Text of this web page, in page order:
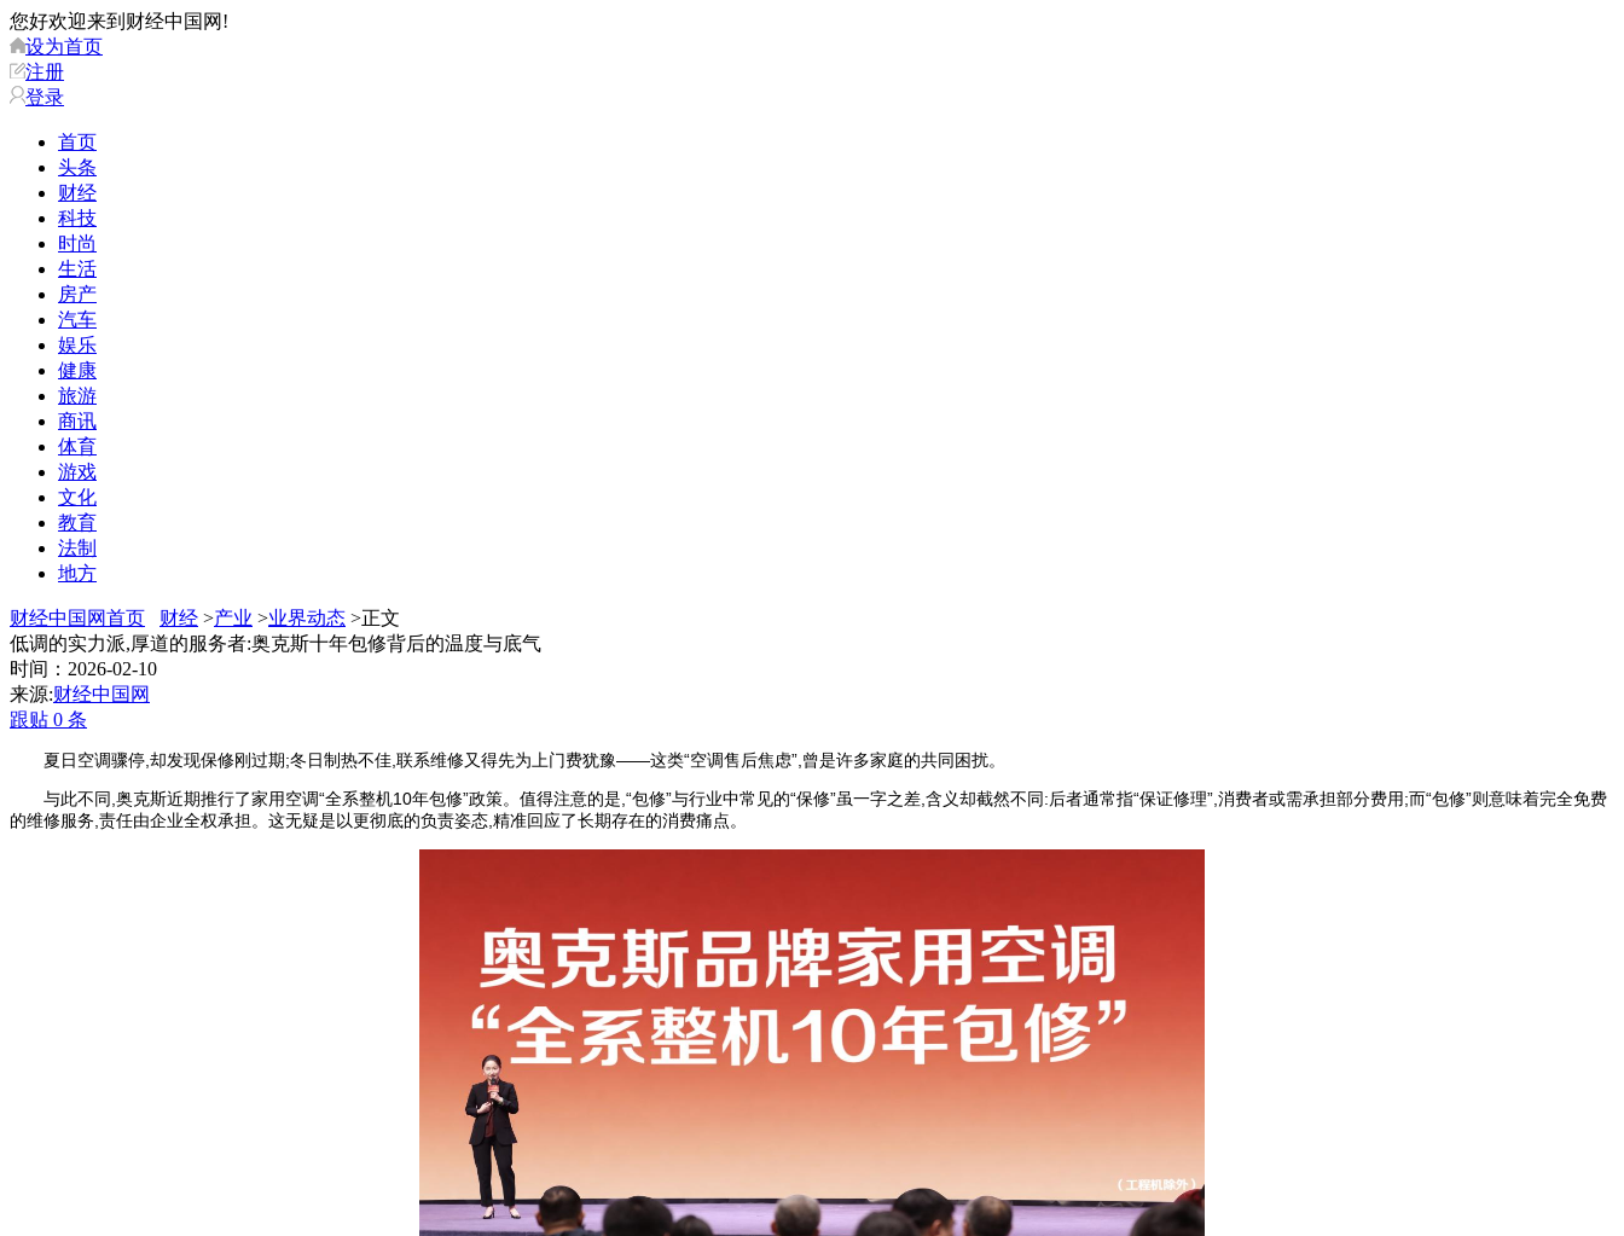
您好欢迎来到财经中国网!
设为首页
注册
登录
首页
头条
财经
科技
时尚
生活
房产
汽车
娱乐
健康
旅游
商讯
体育
游戏
文化
教育
法制
地方
财经中国网首页 财经 >产业 >业界动态 >正文
低调的实力派,厚道的服务者:奥克斯十年包修背后的温度与底气
时间：2026-02-10
来源:财经中国网
跟贴 0 条
夏日空调骤停,却发现保修刚过期;冬日制热不佳,联系维修又得先为上门费犹豫——这类“空调售后焦虑”,曾是许多家庭的共同困扰。
与此不同,奥克斯近期推行了家用空调“全系整机10年包修”政策。值得注意的是,“包修”与行业中常见的“保修”虽一字之差,含义却截然不同:后者通常指“保证修理”,消费者或需承担部分费用;而“包修”则意味着完全免费
的维修服务,责任由企业全权承担。这无疑是以更彻底的负责姿态,精准回应了长期存在的消费痛点。